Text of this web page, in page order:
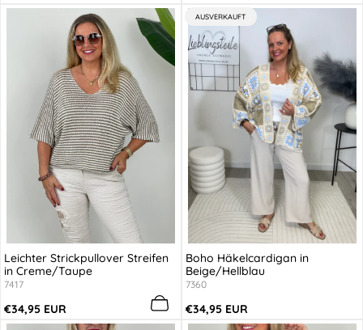
Preis
Preis
Leichter Strickpullover Streifen
in Creme/Taupe
7417
Regulärer
Preis
€34,95 EUR
PRODUKTBEZEICHNUNG:
AUSVERKAUFT
Boho Häkelcardigan in
Beige/Hellblau
7360
Regulärer
Preis
€34,95 EUR